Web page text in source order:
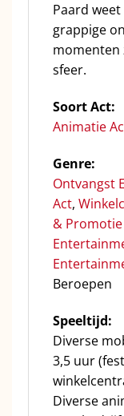
Paard
grappige
momenten
sfeer.
Soort Act:
Animatie
Genre:
Ontvangst
Act,
&
Beroepen
Speeltijd:
Diverse
3,5 uur
Diverse